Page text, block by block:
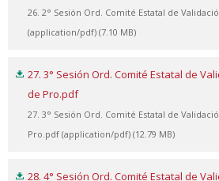
26. 2° Sesión Ord. Comité Estatal de
(application/pdf) (7.10 MB)
27. 3° Sesión Ord. Comité Estatal de
de Pro.pdf
27. 3° Sesión Ord. Comité Estatal de
Pro.pdf (application/pdf) (12.79 MB)
28. 4° Sesión Ord. Comité Estatal de